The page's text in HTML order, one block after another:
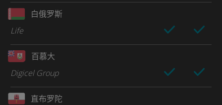
白俄罗斯
Life
百慕大
Digicel Group
直布罗陀